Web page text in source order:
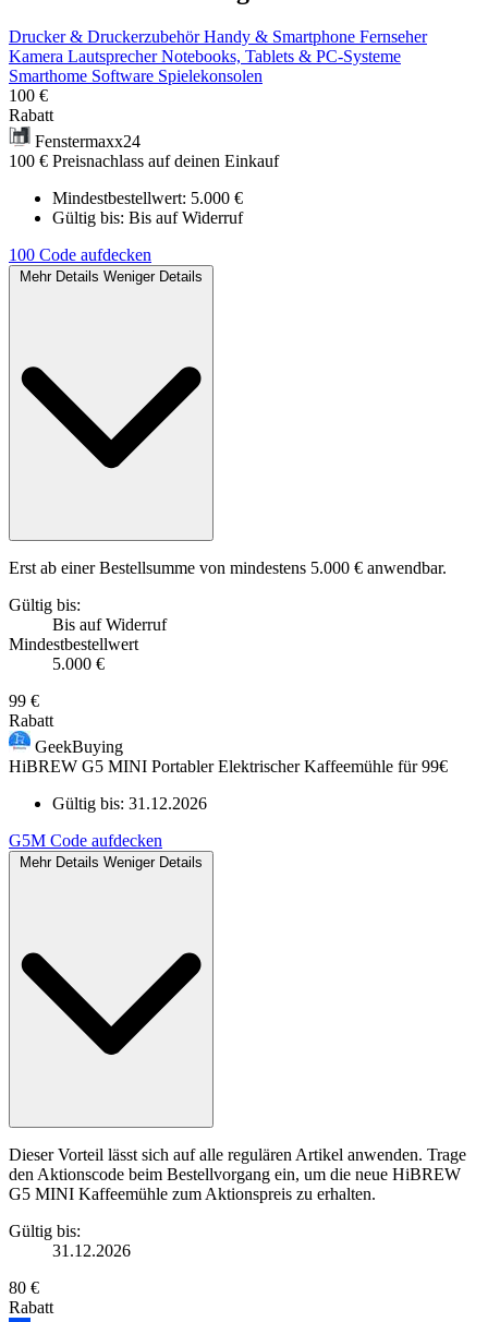
Drucker & DruckerzubehörHandy & Smartphone Fernseher
Kamera LautsprecherNotebooks, Tablets & PC-Systeme
Smarthome Software Spielekonsolen
100 €
Rabatt
Fenstermaxx24
100 € Preisnachlass auf deinen Einkauf
Mindestbestellwert: 5.000 €
Gültig bis: Bis auf Widerruf
100 Code aufdecken
Mehr Details Weniger Details
Erst ab einer Bestellsumme von mindestens 5.000 € anwendbar.
Gültig bis:
Bis auf Widerruf
Mindestbestellwert
5.000 €
99 €
Rabatt
GeekBuying
HiBREW G5 MINI Portabler Elektrischer Kaffeemühle für 99€
Gültig bis: 31.12.2026
G5M Code aufdecken
Mehr Details Weniger Details
Dieser Vorteil lässt sich auf alle regulären Artikel anwenden. Trage
den Aktionscode beim Bestellvorgang ein, um die neue HiBREW
G5 MINI Kaffeemühle zum Aktionspreis zu erhalten.
Gültig bis:
31.12.2026
80 €
Rabatt